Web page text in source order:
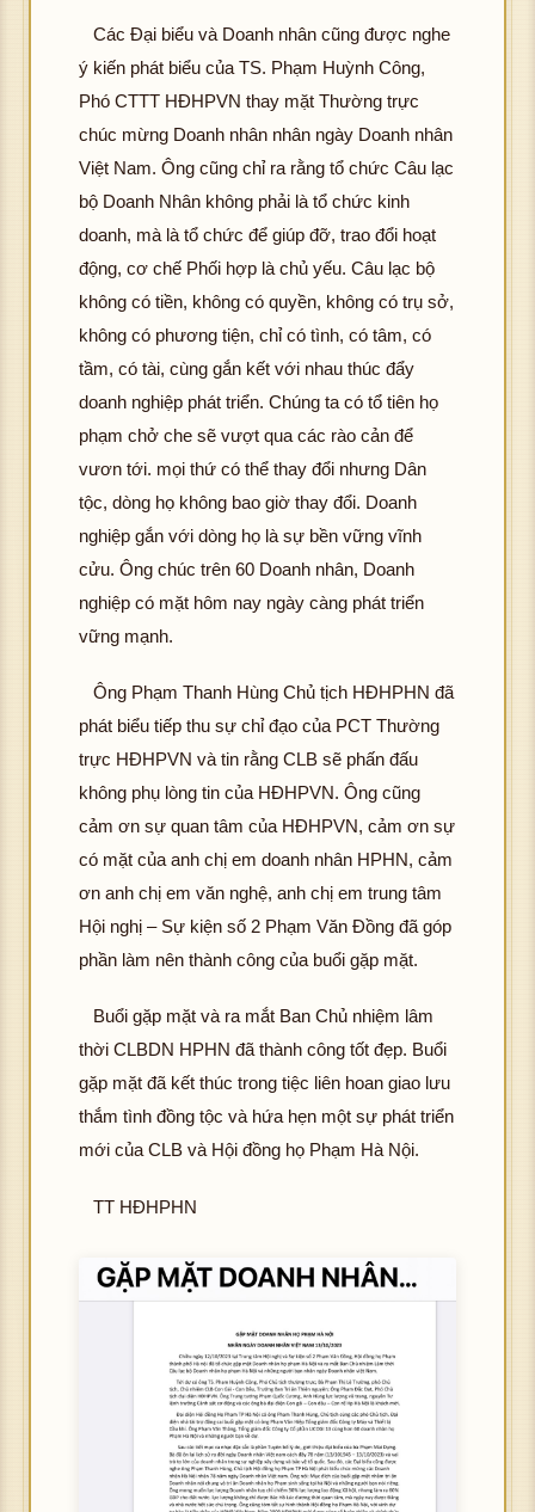
Các Đại biểu và Doanh nhân cũng được nghe
ý kiến phát biểu của TS. Phạm Huỳnh Công,
Phó CTTT HĐHPVN thay mặt Thường trực
chúc mừng Doanh nhân nhân ngày Doanh nhân
Việt Nam. Ông cũng chỉ ra rằng tổ chức Câu lạc
bộ Doanh Nhân không phải là tổ chức kinh
doanh, mà là tổ chức để giúp đỡ, trao đổi hoạt
động, cơ chế Phối hợp là chủ yếu. Câu lạc bộ
không có tiền, không có quyền, không có trụ sở,
không có phương tiện, chỉ có tình, có tâm, có
tầm, có tài, cùng gắn kết với nhau thúc đẩy
doanh nghiệp phát triển. Chúng ta có tổ tiên họ
phạm chở che sẽ vượt qua các rào cản để
vươn tới. mọi thứ có thể thay đổi nhưng Dân
tộc, dòng họ không bao giờ thay đổi. Doanh
nghiệp gắn với dòng họ là sự bền vững vĩnh
cửu. Ông chúc trên 60 Doanh nhân, Doanh
nghiệp có mặt hôm nay ngày càng phát triển
vững mạnh.
Ông Phạm Thanh Hùng Chủ tịch HĐHPHN đã
phát biểu tiếp thu sự chỉ đạo của PCT Thường
trực HĐHPVN và tin rằng CLB sẽ phấn đấu
không phụ lòng tin của HĐHPVN. Ông cũng
cảm ơn sự quan tâm của HĐHPVN, cảm ơn sự
có mặt của anh chị em doanh nhân HPHN, cảm
ơn anh chị em văn nghệ, anh chị em trung tâm
Hội nghị – Sự kiện số 2 Phạm Văn Đồng đã góp
phần làm nên thành công của buổi gặp mặt.
Buổi gặp mặt và ra mắt Ban Chủ nhiệm lâm
thời CLBDN HPHN đã thành công tốt đẹp. Buổi
gặp mặt đã kết thúc trong tiệc liên hoan giao lưu
thắm tình đồng tộc và hứa hẹn một sự phát triển
mới của CLB và Hội đồng họ Phạm Hà Nội.
TT HĐHPHN